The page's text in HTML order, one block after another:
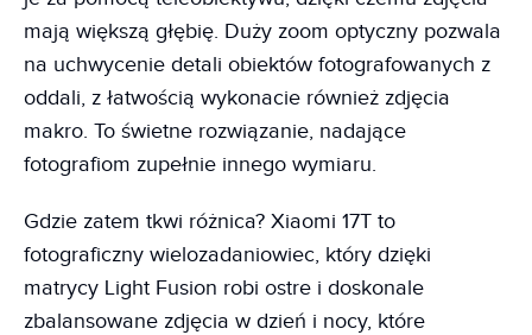
mają większą głębię. Duży zoom optyczny pozwala
na uchwycenie detali obiektów fotografowanych z
oddali, z łatwością wykonacie również zdjęcia
makro. To świetne rozwiązanie, nadające
fotografiom zupełnie innego wymiaru.
Gdzie zatem tkwi różnica? Xiaomi 17T to
fotograficzny wielozadaniowiec, który dzięki
matrycy Light Fusion robi ostre i doskonale
zbalansowane zdjęcia w dzień i nocy, które